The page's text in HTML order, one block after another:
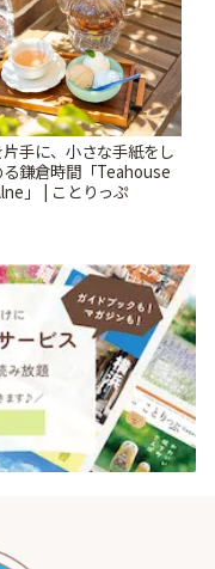
手に、小さな手紙をし
る鎌倉時間「Teahouse
」 | ことりっぷ